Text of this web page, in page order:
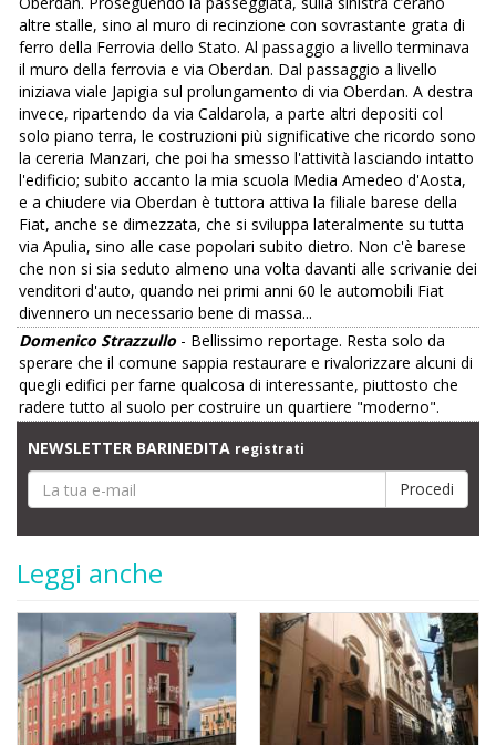
altre stalle, sino al muro di recinzione con sovrastante grata di
ferro della Ferrovia dello Stato. Al passaggio a livello terminava
il muro della ferrovia e via Oberdan. Dal passaggio a livello
iniziava viale Japigia sul prolungamento di via Oberdan. A destra
invece, ripartendo da via Caldarola, a parte altri depositi col
solo piano terra, le costruzioni più significative che ricordo sono
la cereria Manzari, che poi ha smesso l'attività lasciando intatto
l'edificio; subito accanto la mia scuola Media Amedeo d'Aosta,
e a chiudere via Oberdan è tuttora attiva la filiale barese della
Fiat, anche se dimezzata, che si sviluppa lateralmente su tutta
via Apulia, sino alle case popolari subito dietro. Non c'è barese
che non si sia seduto almeno una volta davanti alle scrivanie dei
venditori d'auto, quando nei primi anni 60 le automobili Fiat
divennero un necessario bene di massa...
Domenico Strazzullo- Bellissimo reportage. Resta solo da
sperare che il comune sappia restaurare e rivalorizzare alcuni di
quegli edifici per farne qualcosa di interessante, piuttosto che
radere tutto al suolo per costruire un quartiere "moderno".
NEWSLETTER BARINEDITA registrati
Leggi anche